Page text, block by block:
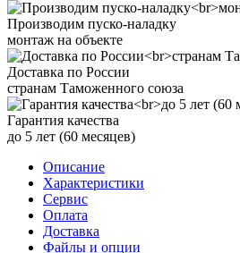
Производим пуско-наладку
монтаж на объекте
Доставка по России
странам Таможенного союза
Гарантия качества
до 5 лет (60 месяцев)
Описание
Характеристики
Сервис
Оплата
Доставка
Файлы и опции